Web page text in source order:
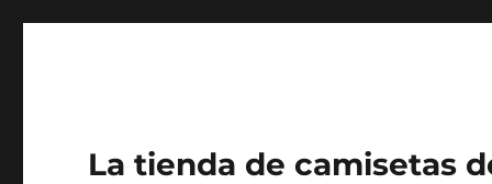
La tienda de camisetas